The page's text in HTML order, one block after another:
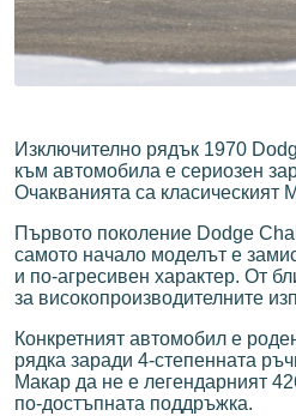
Изключително рядък 1970
към автомобила е сериозен
Очакванията са класическият
Първото поколение Dodge
самото начало моделът е
и по-агресивен характер. От
за високопроизводителните
Конкретният автомобил е
рядка заради 4-степенната
Макар да не е легендарният
по-достъпната поддръжка.